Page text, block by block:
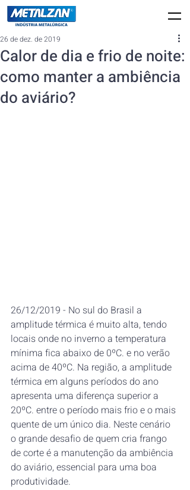
Calor de dia e frio de noite:
como manter a ambiência
do aviário?
26 de dez. de 2019
26/12/2019 - No sul do Brasil a
amplitude térmica é muito alta, tendo
locais onde no inverno a temperatura
mínima fica abaixo de 0ºC. e no verão
acima de 40ºC. Na região, a amplitude
térmica em alguns períodos do ano
apresenta uma diferença superior a
20ºC. entre o período mais frio e o mais
quente de um único dia. Neste cenário
o grande desafio de quem cria frango
de corte é a manutenção da ambiência
do aviário, essencial para uma boa
produtividade.